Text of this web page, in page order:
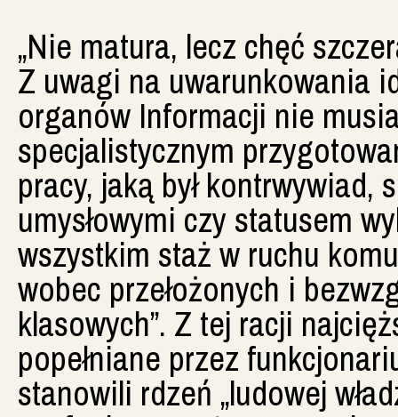
„Nie matura, lecz chęć
Z uwagi na uwarunkowania
organów Informacji nie
specjalistycznym
pracy, jaką był
umysłowymi czy statusem
wszystkim staż w ruchu
wobec przełożonych i
klasowych”. Z tej racji
popełniane przez
stanowili rdzeń „ludowej